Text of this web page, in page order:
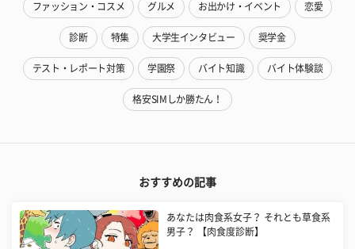
ファッション・コスメ グルメ お出かけ・イベント 恋愛
診断 特集 大学生インタビュー 奨学金
テスト・レポート対策 学園祭 バイト知識 バイト体験談
格安SIMしか勝たん！
おすすめの記事
あなたは肉食系女子？ それとも草食系
男子？ 【肉食度診断】